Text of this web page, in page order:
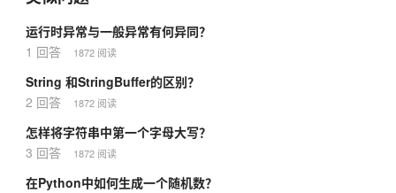
运行时异常与一般异常有何异同？
1 回答
1872 阅读
String 和StringBuffer的区别？
2 回答
1872 阅读
怎样将字符串中第一个字母大写？
3 回答
1872 阅读
在Python中如何生成一个随机数？